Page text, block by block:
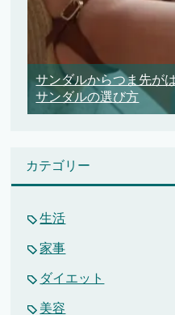
サンダルからつま先が
サンダルの選び方
カテゴリー
生活
家事
ダイエット
美容